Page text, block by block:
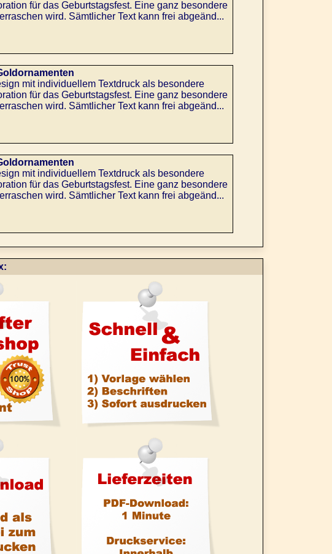
für das Geburtstagsfest. Eine ganz besondere
wird. Sämtlicher Text kann frei abgeänd...
mit individuellem Textdruck als besondere
für das Geburtstagsfest. Eine ganz besondere
wird. Sämtlicher Text kann frei abgeänd...
mit individuellem Textdruck als besondere
für das Geburtstagsfest. Eine ganz besondere
wird. Sämtlicher Text kann frei abgeänd...